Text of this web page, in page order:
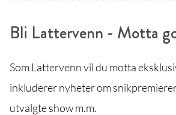
Bli Lattervenn - Motta
Som Lattervenn vil du motta
inkluderer nyheter om
utvalgte show m.m.